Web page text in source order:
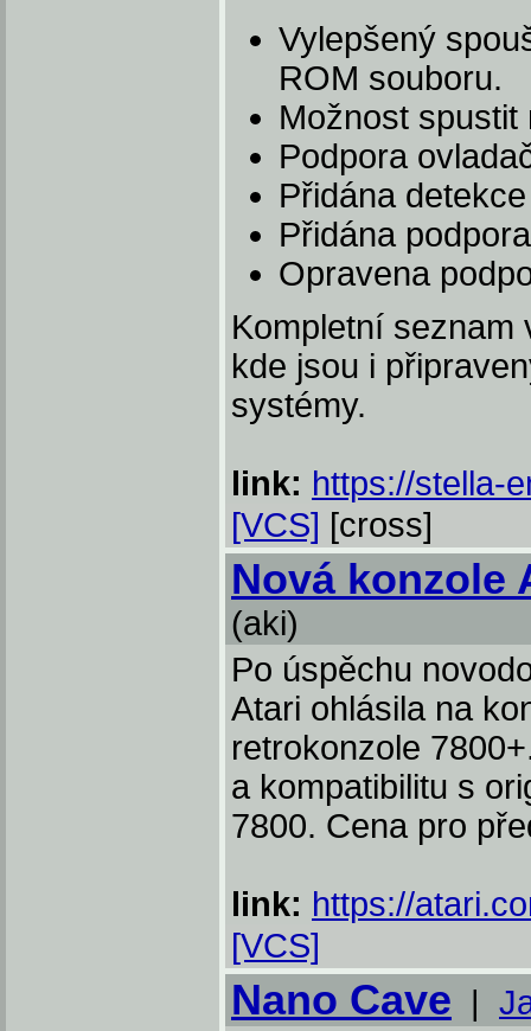
Vylepšený
ROM souboru.
Možnost spustit
Podpora
Přidána
Přidána
Opravena
Kompletní seznam
kde jsou i
systémy.
link: https://stella-
[VCS] [cross]
Nová konzole
(aki)
Po úspěchu
Atari ohlásila na
retrokonzole
a kompatibilitu s
7800. Cena pro
link: https://
[VCS]
Nano Cave |